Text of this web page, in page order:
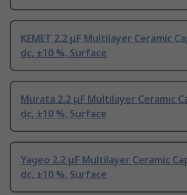
KEMET 2.2 μF Multilayer Ceramic
dc, ±10 %, Surface
Murata 2.2 μF Multilayer Ceramic
dc, ±10 %, Surface
Yageo 2.2 μF Multilayer Ceramic
dc, ±10 %, Surface